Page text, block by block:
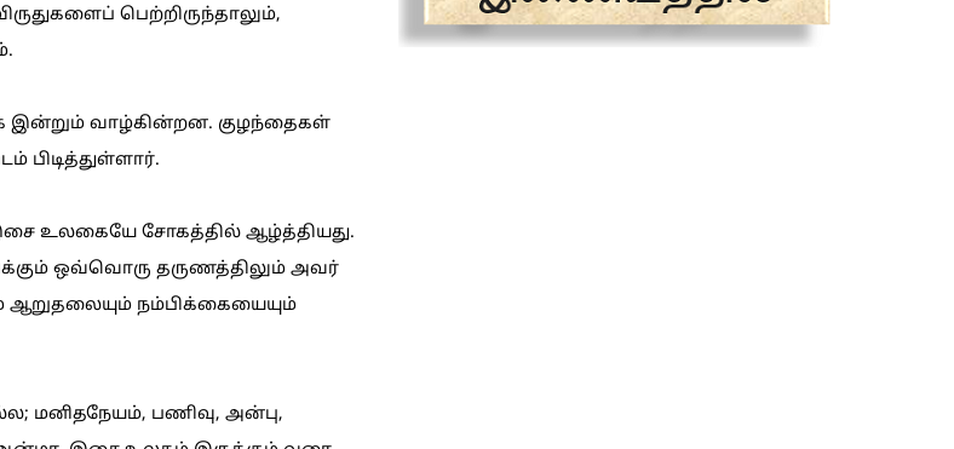
பெற்றிருந்தாலும்,
இன்றும் வாழ்கின்றன. குழந்தைகள்
பிடித்துள்ளார்.
உலகையே சோகத்தில் ஆழ்த்தியது.
ஒவ்வொரு தருணத்திலும் அவர்
ஆறுதலையும் நம்பிக்கையையும்
மனிதநேயம், பணிவு, அன்பு,